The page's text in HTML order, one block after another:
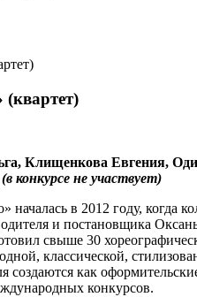
Клищенкова Евгения,
конкурсе не участвует)
началась в 2012 году, когда
и постановщика
свыше 30
классической,
создаются как
конкурсов.